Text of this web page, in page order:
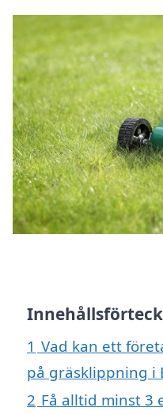
1 Vad kan ett
på gräsklippning i
2 Få alltid minst 3